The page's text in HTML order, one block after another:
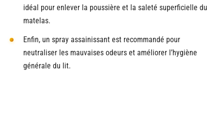
idéal pour enlever la poussière et la saleté superficielle du
matelas.
Enfin, un spray assainissant est recommandé pour
neutraliser les mauvaises odeurs et améliorer l’hygiène
générale du lit.